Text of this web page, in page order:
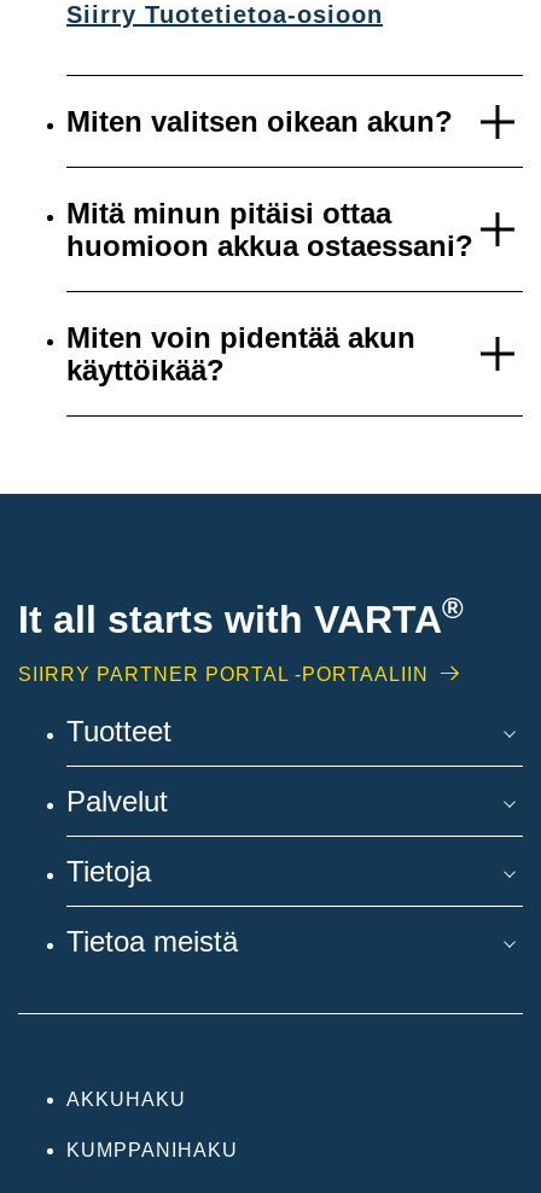
Siirry Tuotetietoa-osioon
Miten valitsen oikean akun?
Mitä minun pitäisi ottaa
huomioon akkua ostaessani?
Miten voin pidentää akun
käyttöikää?
It all starts with VARTA®
SIIRRY PARTNER PORTAL -PORTAALIIN
Tuotteet
Palvelut
Tietoja
Tietoa meistä
AKKUHAKU
KUMPPANIHAKU